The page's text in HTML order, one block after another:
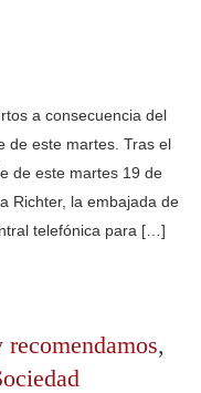
a consecuencia del
de este martes. Tras el
de este martes 19 de
Richter, la embajada de
telefónica para […]
recomendamos,